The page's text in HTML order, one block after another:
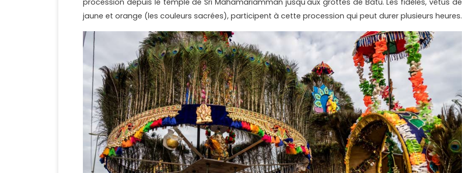
jaune et orange (les couleurs sacrées), participent à cette procession qui peut durer plusieurs heures.